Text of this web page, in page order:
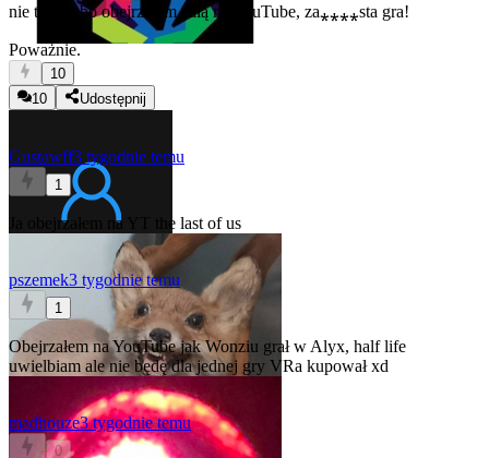
nie trzeba bo obejrzałem całą na YouTube, za⁎⁎⁎⁎sta gra!
Poważnie.
10
10
Udostępnij
Gustawff3 tygodnie temu
1
Ja obejrzałem na YT the last of us
pszemek3 tygodnie temu
1
Obejrzałem na YouTube jak Wonziu grał w Alyx, half life
uwielbiam ale nie będę dla jednej gry VRa kupował xd
madhouze3 tygodnie temu
0